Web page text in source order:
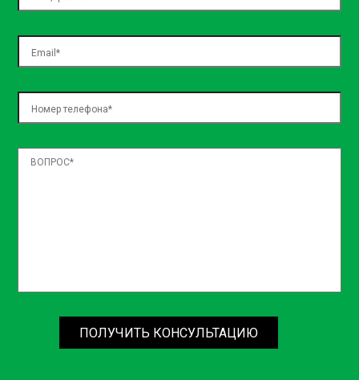
exercitationem blanditiis, voluptatum voluptas expedita
aspernatur, nemo in incidunt? Iste placeat quos repellat?
ПОЛУЧИТЬ КОНСУЛЬТАЦИЮ